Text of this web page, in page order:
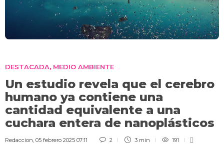
DESTACADA, MEDIO AMBIENTE
Un estudio revela que el cerebro
humano ya contiene una
cantidad equivalente a una
cuchara entera de nanoplásticos
Redaccion, 05 febrero 2025 07:11 2 3 min 191